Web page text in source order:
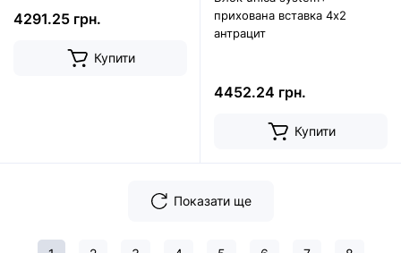
4291.25 грн.
Купити
прихована вставка 4х2
антрацит
4452.24 грн.
Купити
Показати ще